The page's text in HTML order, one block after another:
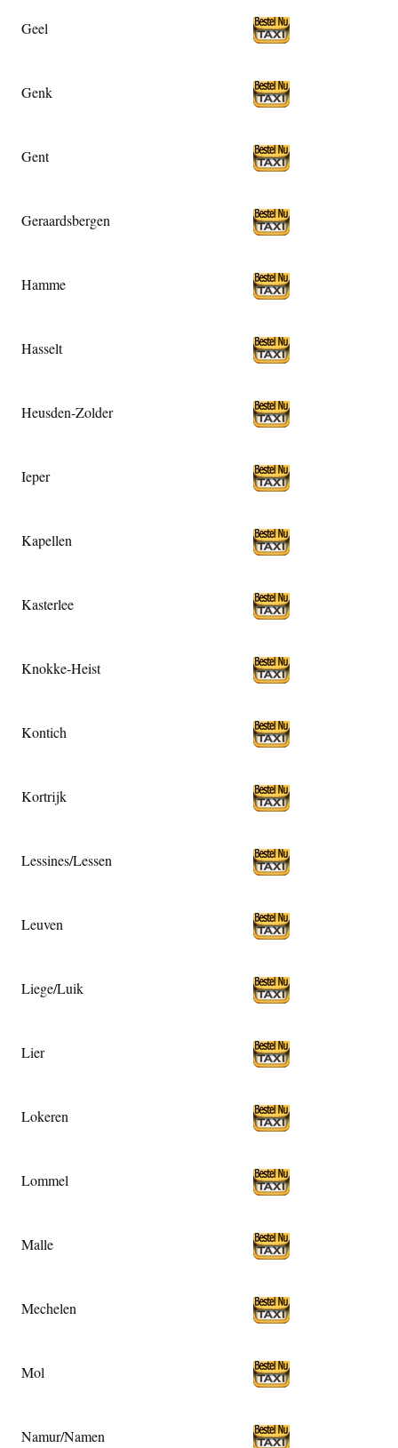
Geel
Genk
Gent
Geraardsbergen
Hamme
Hasselt
Heusden-Zolder
Ieper
Kapellen
Kasterlee
Knokke-Heist
Kontich
Kortrijk
Lessines/Lessen
Leuven
Liege/Luik
Lier
Lokeren
Lommel
Malle
Mechelen
Mol
Namur/Namen